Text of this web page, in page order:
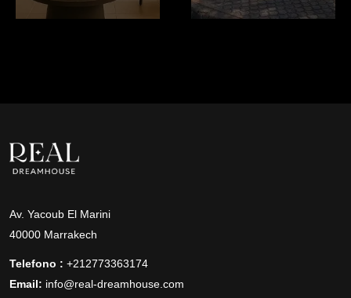
Av. Yacoub El Marini
40000 Marrakech
Telefono : +212773363174
Email: info@real-dreamhouse.com